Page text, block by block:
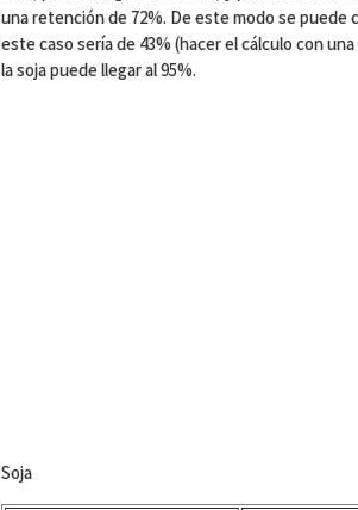
una retención de 72%. De este modo se puede
este caso sería de 43% (hacer el cálculo con
la soja puede llegar al 95%.
Soja